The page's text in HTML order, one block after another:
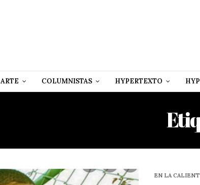
ARTE COLUMNISTAS HYPERTEXTO
EN LA